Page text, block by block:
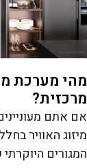
מהי מערכת
מרכזית?
אם אתם
מיזוג האוויר
המגורים